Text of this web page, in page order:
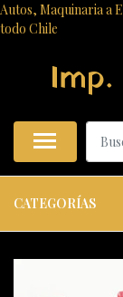
Autos, Maquinaria a
todo Chile
CATEGORÍAS